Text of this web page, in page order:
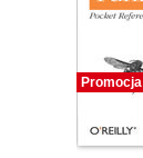
Promocja